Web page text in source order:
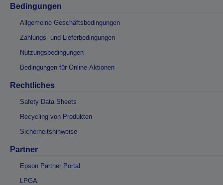
Bedingungen
Allgemeine Geschäftsbedingungen
Zahlungs- und Lieferbedingungen
Nutzungsbedingungen
Bedingungen für Online-Aktionen
Rechtliches
Safety Data Sheets
Recycling von Produkten
Sicherheitshinweise
Partner
Epson Partner Portal
LPGA